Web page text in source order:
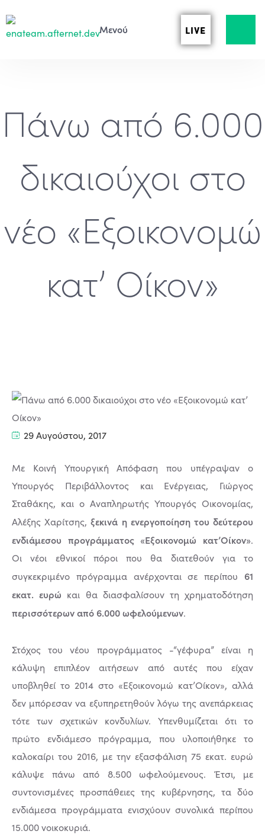
LIVE
Πάνω από 6.000
δικαιούχοι στο
νέο «Εξοικονομώ
κατ’ Οίκον»
29 Αυγούστου, 2017
Με Κοινή Υπουργική Απόφαση που υπέγραψαν ο
Υπουργός Περιβάλλοντος και Ενέργειας, Γιώργος
Σταθάκης, και ο Αναπληρωτής Υπουργός Οικονομίας,
Αλέξης Χαρίτσης,ξεκινά η ενεργοποίηση του δεύτερου
ενδιάμεσου προγράμματος «Εξοικονομώ κατ’Οίκον».
Οι νέοι εθνικοί πόροι που θα διατεθούν για το
συγκεκριμένο πρόγραμμα ανέρχονται σε περίπου 61
εκατ. ευρώ και θα διασφαλίσουν τη χρηματοδότηση
περισσότερων από 6.000 ωφελούμενων.
Στόχος του νέου προγράμματος -“γέφυρα” είναι η
κάλυψη επιπλέον αιτήσεων από αυτές που είχαν
υποβληθεί το 2014 στο «Εξοικονομώ κατ’Οίκον», αλλά
δεν μπόρεσαν να εξυπηρετηθούν λόγω της ανεπάρκειας
τότε των σχετικών κονδυλίων. Υπενθυμίζεται ότι το
πρώτο ενδιάμεσο πρόγραμμα, που υλοποιήθηκε το
καλοκαίρι του 2016, με την εξασφάλιση 75 εκατ. ευρώ
κάλυψε πάνω από 8.500 ωφελούμενους. Έτσι, με
συντονισμένες προσπάθειες της κυβέρνησης, τα δύο
ενδιάμεσα προγράμματα ενισχύουν συνολικά περίπου
15.000 νοικοκυριά.